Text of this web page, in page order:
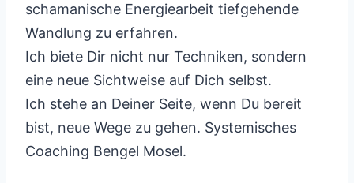
schamanische Energiearbeit tiefgehende
Wandlung zu erfahren.
Ich biete Dir nicht nur Techniken, sondern
eine neue Sichtweise auf Dich selbst.
Ich stehe an Deiner Seite, wenn Du bereit
bist, neue Wege zu gehen. Systemisches
Coaching Bengel Mosel.